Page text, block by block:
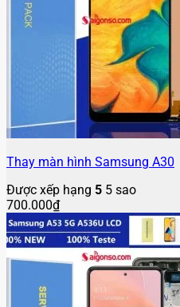
Thay màn hình Samsung A30
Được xếp hạng 5 5 sao
700.000₫